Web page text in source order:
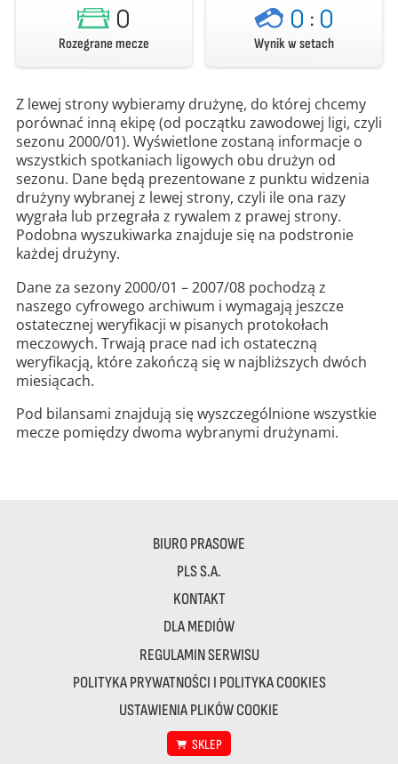
0
Rozegrane mecze
0 : 0
Wynik w setach
Z lewej strony wybieramy drużynę, do której chcemy
porównać inną ekipę (od początku zawodowej ligi, czyli
sezonu 2000/01). Wyświetlone zostaną informacje o
wszystkich spotkaniach ligowych obu drużyn od
sezonu. Dane będą prezentowane z punktu widzenia
drużyny wybranej z lewej strony, czyli ile ona razy
wygrała lub przegrała z rywalem z prawej strony.
Podobna wyszukiwarka znajduje się na podstronie
każdej drużyny.
Dane za sezony 2000/01 – 2007/08 pochodzą z
naszego cyfrowego archiwum i wymagają jeszcze
ostatecznej weryfikacji w pisanych protokołach
meczowych. Trwają prace nad ich ostateczną
weryfikacją, które zakończą się w najbliższych dwóch
miesiącach.
Pod bilansami znajdują się wyszczególnione wszystkie
mecze pomiędzy dwoma wybranymi drużynami.
BIURO PRASOWE
PLS S.A.
KONTAKT
DLA MEDIÓW
REGULAMIN SERWISU
POLITYKA PRYWATNOŚCI I POLITYKA COOKIES
USTAWIENIA PLIKÓW COOKIE
SKLEP